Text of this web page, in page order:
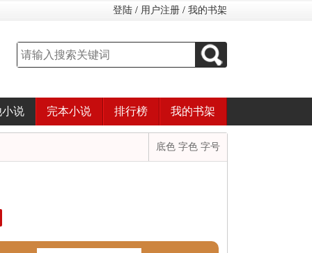
登陆 / 用户注册 / 我的书架
说 完本小说 排行榜 我的书架
底色 字色 字号